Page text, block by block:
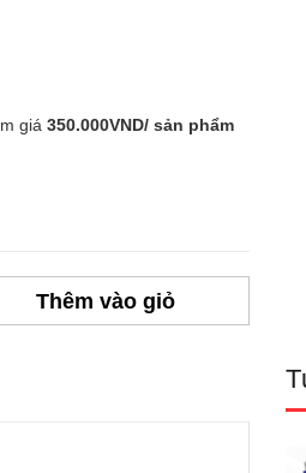
giá 350.000VND/ sản phẩm
Thêm vào giỏ